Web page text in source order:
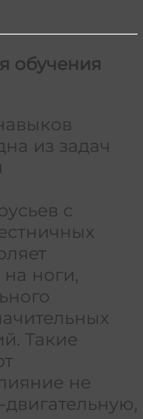
обучения
из задач
с
ноги,
Такие
не